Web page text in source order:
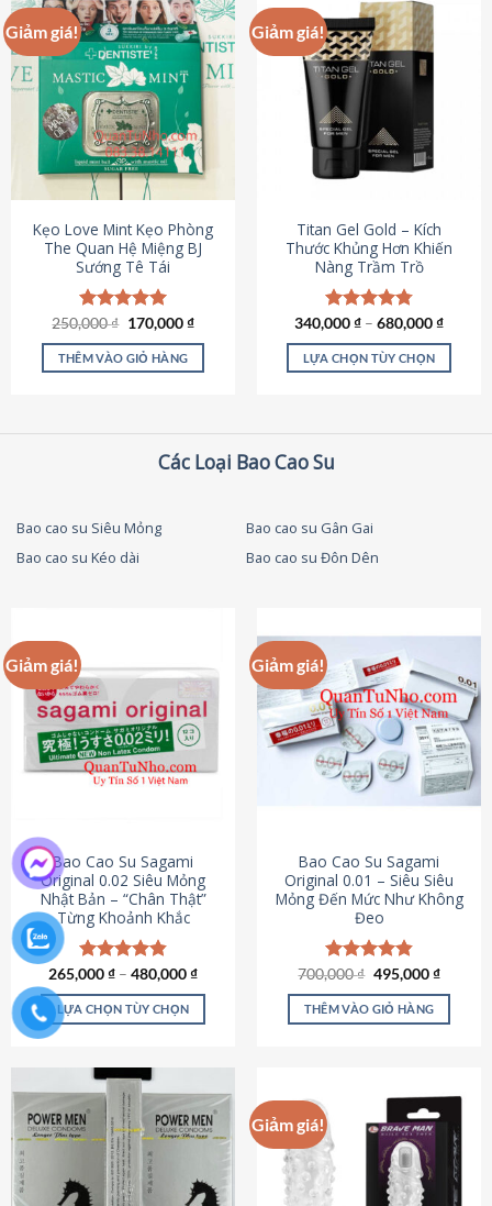
có
nhiều
biến
tùy
chọn
có
chọn
trên
trang
sản
phẩm
Giảm giá!
Kẹo Love Mint Kẹo Phòng
The Quan Hệ Miệng BJ
Sướng Tê Tái
Được xếp
hạng5.00
5 sao
250,000₫ Giá
là:
250,000 ₫.
170,000₫Giá
tại
THÊM VÀO GIỎ HÀNG
Giảm giá!
Titan Gel Gold – Kích
Thước Khủng Hơn Khiến
Nàng Trầm Trồ
Được xếp
hạng4.79
5 sao
340,000₫ – 680,000₫
LỰA CHỌN TÙY CHỌN
thể.
tùy
thể
được
chọn
trên
trang
sản
phẩm
Các Loại Bao Cao Su
Bao cao su Siêu Mỏng
Bao cao su Gân Gai
Bao cao su Kéo dài
Bao cao su Đôn Dên
Giảm giá!
Bao Cao Su Sagami
Original 0.02 Siêu Mỏng
Nhật Bản – “Chân Thật”
Từng Khoảnh Khắc
Được xếp
hạng4.87
5 sao
265,000₫ – 480,000₫
LỰA CHỌN TÙY CHỌN
này
có
nhiều
biến
thể.
Các
Giảm giá!
Bao Cao Su Sagami
Original 0.01 – Siêu Siêu
Mỏng Đến Mức Như Không
Đeo
Được xếp
hạng4.83
5 sao
700,000₫ Giá
là:
700,000 ₫.
495,000₫Giá
tại
THÊM VÀO GIỎ HÀNG
Giảm giá!